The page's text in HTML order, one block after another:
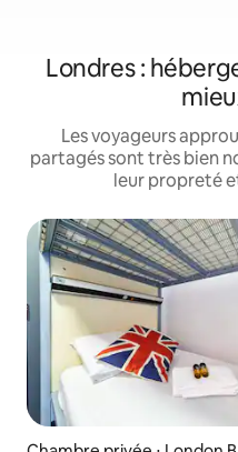
Londres :
Les voyageurs
partagés sont très bien
leur propreté